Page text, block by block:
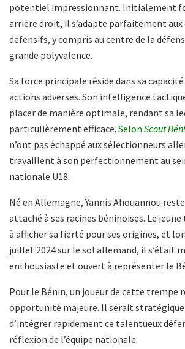
potentiel impressionnant. Initialement
arrière droit, il s’adapte parfaitement
défensifs, y compris au centre de la
grande polyvalence.
Sa force principale réside dans sa
actions adverses. Son intelligence
placer de manière optimale, rendant sa
particulièrement efficace. Selon Scout
n’ont pas échappé aux sélectionneurs
travaillent à son perfectionnement au
nationale U18.
Né en Allemagne, Yannis Ahouannou
attaché à ses racines béninoises. Le
à afficher sa fierté pour ses origines, et
juillet 2024 sur le sol allemand, il s’était
enthousiaste et ouvert à représenter le
Pour le Bénin, un joueur de cette trempe
opportunité majeure. Il serait
d’intégrer rapidement ce talentueux
réflexion de l’équipe nationale.